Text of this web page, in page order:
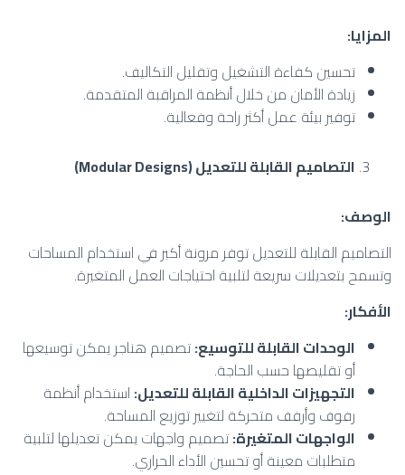
المزايا:
تحسين كفاءة التشغيل وتقليل التكاليف.
زيادة الأمان من خلال أنظمة المراقبة المتقدمة.
توفير بيئة عمل أكثر راحة وفعالية.
التصاميم القابلة للتعديل(Modular Designs)
الوصف:
التصاميم القابلة للتعديل توفر مرونة أكبر في استخدام المساحات
وتسمح بتعديلات سريعة لتلبية احتياجات العمل المتغيرة.
الأفكار:
الوحدات القابلة للتوسيع:تصميم هناجر يمكن توسيعها
أو تقليصها حسب الحاجة.
التجهيزات الداخلية القابلة للتعديل: استخدام أنظمة
رفوف وأرفف متحركة لتغيير توزيع المساحة.
الواجهات المتغيرة:تصميم واجهات يمكن تعديلها لتلبية
متطلبات معينة أو تحسين الأداء الحراري.